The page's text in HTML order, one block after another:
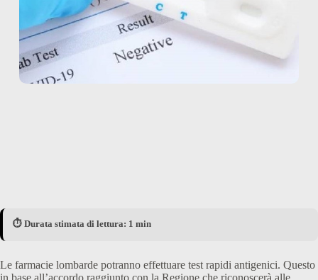
⏱️ Durata stimata di lettura: 1 min
Le farmacie lombarde potranno effettuare test rapidi antigenici. Questo